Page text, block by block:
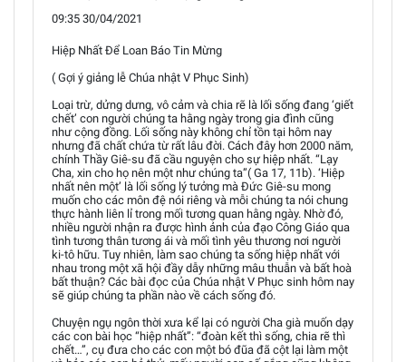
09:35 30/04/2021
Hiệp Nhất Để Loan Báo Tin Mừng
( Gợi ý giảng lễ Chúa nhật V Phục Sinh)
Loại trừ, dửng dưng, vô cảm và chia rẽ là lối sống đang ‘giết
chết’ con người chúng ta hằng ngày trong gia đình cũng
như cộng đồng. Lối sống này không chỉ tồn tại hôm nay
nhưng đã chất chứa từ rất lâu đời. Cách đây hơn 2000 năm,
chính Thầy Giê-su đã cầu nguyện cho sự hiệp nhất. “Lạy
Cha, xin cho họ nên một như chúng ta”( Ga 17, 11b). ‘Hiệp
nhất nên một’ là lối sống lý tưởng mà Đức Giê-su mong
muốn cho các môn đệ nói riêng và mỗi chúng ta nói chung
thực hành liên lỉ trong mối tương quan hằng ngày. Nhờ đó,
nhiều người nhận ra được hình ảnh của đạo Công Giáo qua
tình tương thân tương ái và mối tình yêu thương nơi người
ki-tô hữu. Tuy nhiên, làm sao chúng ta sống hiệp nhất với
nhau trong một xã hội đầy dẫy những mâu thuẫn và bất hoà
bất thuận? Các bài đọc của Chúa nhật V Phục sinh hôm nay
sẽ giúp chúng ta phần nào về cách sống đó.
Chuyện ngụ ngôn thời xưa kể lại có người Cha già muốn dạy
các con bài học “hiệp nhất”: “đoàn kết thì sống, chia rẽ thì
chết…”, cụ đưa cho các con một bó đũa đã cột lại làm một